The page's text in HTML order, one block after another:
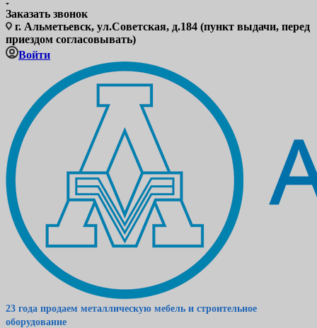
Заказать звонок
г. Альметьевск, ул.Советская, д.184 (пункт выдачи, перед
приездом согласовывать)
Войти
23 года продаем металлическую мебель и строительное
оборудование